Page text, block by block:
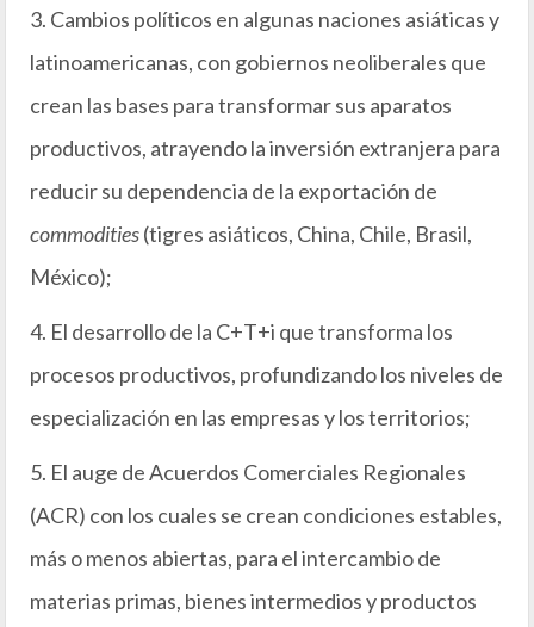
3. Cambios políticos en algunas naciones asiáticas y
latinoamericanas, con gobiernos neoliberales que
crean las bases para transformar sus aparatos
productivos, atrayendo la inversión extranjera para
reducir su dependencia de la exportación de
commodities(tigres asiáticos, China, Chile, Brasil,
México);
4. El desarrollo de la C+T+i que transforma los
procesos productivos, profundizando los niveles de
especialización en las empresas y los territorios;
5. El auge de Acuerdos Comerciales Regionales
(ACR) con los cuales se crean condiciones estables,
más o menos abiertas, para el intercambio de
materias primas, bienes intermedios y productos